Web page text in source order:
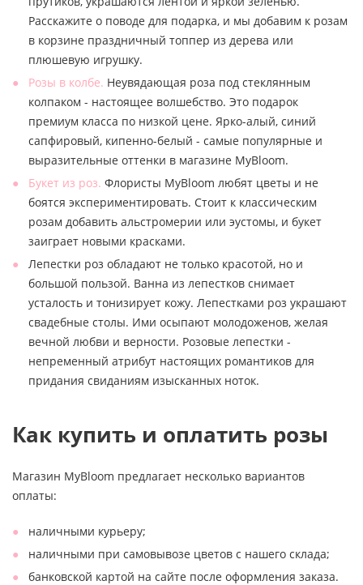
Расскажите о поводе для подарка, и мы добавим к розам
в корзине праздничный топпер из дерева или
плюшевую игрушку.
Розы в колбе. Неувядающая роза под стеклянным
колпаком - настоящее волшебство. Это подарок
премиум класса по низкой цене. Ярко-алый, синий
сапфировый, кипенно-белый - самые популярные и
выразительные оттенки в магазине MyBloom.
Букет из роз. Флористы MyBloom любят цветы и не
боятся экспериментировать. Стоит к классическим
розам добавить альстромерии или эустомы, и букет
заиграет новыми красками.
Лепестки роз обладают не только красотой, но и
большой пользой. Ванна из лепестков снимает
усталость и тонизирует кожу. Лепестками роз украшают
свадебные столы. Ими осыпают молодоженов, желая
вечной любви и верности. Розовые лепестки -
непременный атрибут настоящих романтиков для
придания свиданиям изысканных ноток.
Как купить и оплатить розы
Магазин MyBloom предлагает несколько вариантов
оплаты:
наличными курьеру;
наличными при самовывозе цветов с нашего склада;
банковской картой на сайте после оформления заказа.